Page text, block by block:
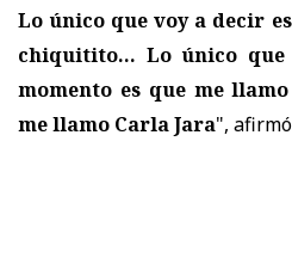
Lo único que voy a decir
chiquitito... Lo único
momento es que me
me llamo Carla Jara",